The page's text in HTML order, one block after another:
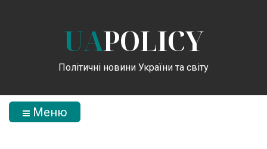
UAPOLICY
Політичні новини України та світу
Меню